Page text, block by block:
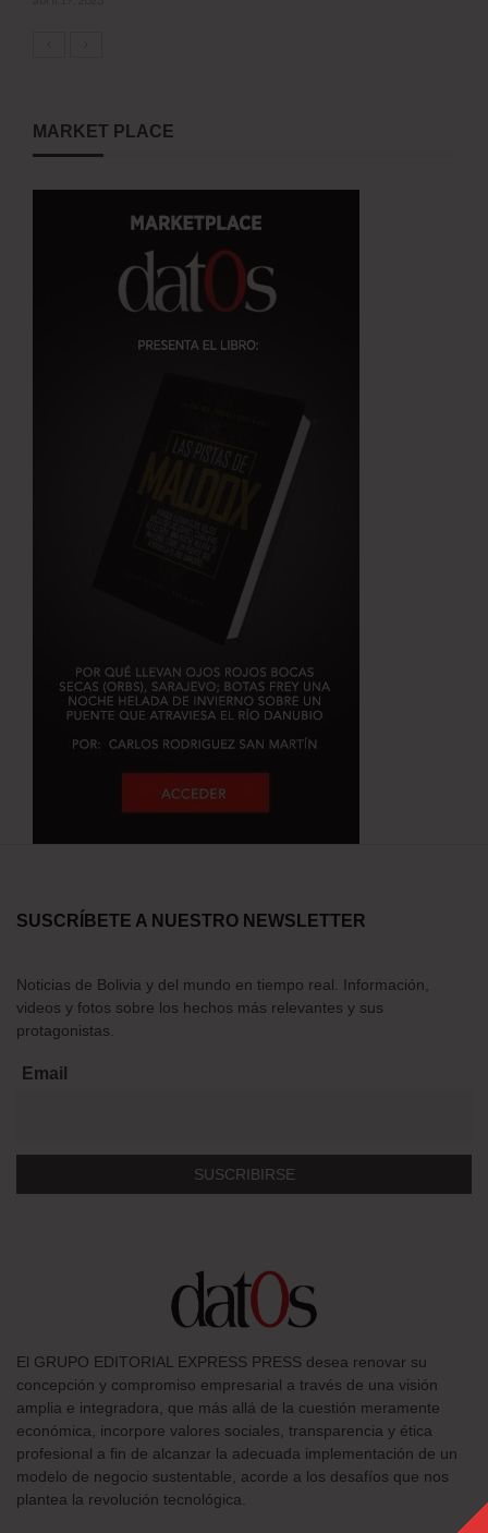
MARKET PLACE
SUSCRÍBETE A NUESTRO NEWSLETTER
Noticias de Bolivia y del mundo en tiempo real. Información,
videos y fotos sobre los hechos más relevantes y sus
protagonistas.
Email
El GRUPO EDITORIAL EXPRESS PRESS desea renovar su
concepción y compromiso empresarial a través de una visión
amplia e integradora, que más allá de la cuestión meramente
económica, incorpore valores sociales, transparencia y ética
profesional a fin de alcanzar la adecuada implementación de un
modelo de negocio sustentable, acorde a los desafíos que nos
plantea la revolución tecnológica.